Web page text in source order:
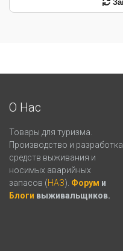
О Нас
Товары для туризма.
Производство и разработка
средств выживания и
носимых аварийных
запасов (НАЗ). Форум и
Блоги выживальщиков.